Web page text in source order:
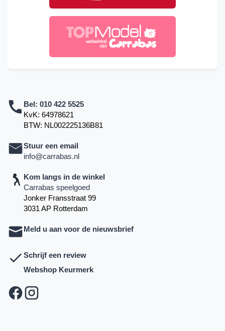
Bel: 010 422 5525
KvK: 64978621
BTW: NL002225136B81
Stuur een email
info@carrabas.nl
Kom langs in de winkel
Carrabas speelgoed
Jonker Fransstraat 99
3031 AP Rotterdam
Meld u aan voor de nieuwsbrief
Schrijf een review
Webshop Keurmerk